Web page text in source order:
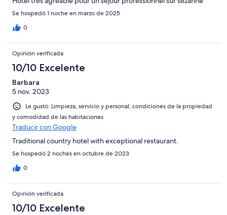
Se hospedó 1 noche en marzo de 2025
0
Opinión verificada
10/10 Excelente
Barbara
5 nov. 2023
Le gustó: Limpieza, servicio y personal, condiciones de la propiedad
y comodidad de las habitaciones
Traducir con Google
Traditional country hotel with exceptional restaurant.
Se hospedó 2 noches en octubre de 2023
0
Opinión verificada
10/10 Excelente